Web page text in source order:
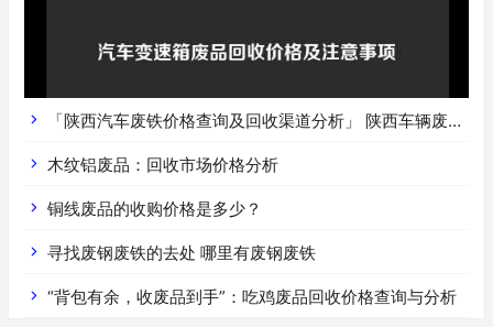
「陕西汽车废铁价格查询及回收渠道分析」 陕西车辆废铁
价是什么
木纹铝废品：回收市场价格分析
铜线废品的收购价格是多少？
寻找废钢废铁的去处 哪里有废钢废铁
“背包有余，收废品到手”：吃鸡废品回收价格查询与分析